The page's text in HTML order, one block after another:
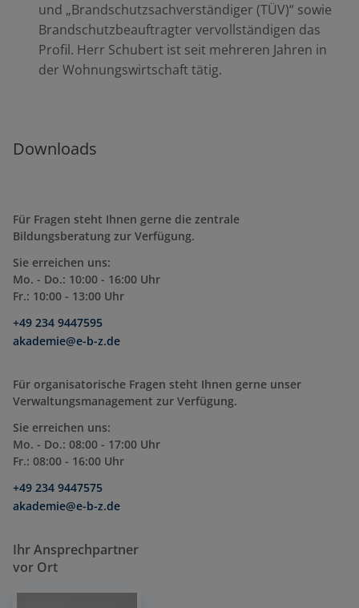
und „Brandschutzsachverständiger (TÜV)“ sowie
Brandschutzbeauftragter vervollständigen das
Profil. Herr Schubert ist seit mehreren Jahren in
der Wohnungswirtschaft tätig.
Downloads
Für Fragen steht Ihnen gerne die zentrale
Bildungsberatung zur Verfügung.
Sie erreichen uns:
Mo. - Do.: 10:00 - 16:00 Uhr
Fr.: 10:00 - 13:00 Uhr
+49 234 9447595
akademie@e-b-z.de
Für organisatorische Fragen steht Ihnen gerne unser
Verwaltungsmanagement zur Verfügung.
Sie erreichen uns:
Mo. - Do.: 08:00 - 17:00 Uhr
Fr.: 08:00 - 16:00 Uhr
+49 234 9447575
akademie@e-b-z.de
Ihr Ansprechpartner
vor Ort